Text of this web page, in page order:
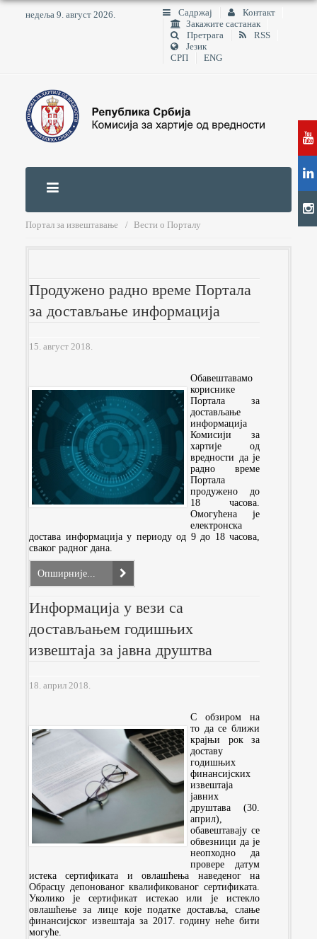
недеља 9. август 2026. Садржај
Контакт
Закажите састанак
Претрага
RSS
Језик
СРП
ENG
Портал за извештавање Вести о Порталу
Продужено радно време Портала
за достављање информација
15. август 2018.
Обавештавамо
кориснике
Портала за
достављање
информација
Комисији за
хартије од
вредности да је
радно време
Портала
продужено до
18 часова.
Омогућена је
електронска
достава информација у периоду од 9 до 18 часова,
сваког радног дана.
Опширније...
Информација у вези са
достављањем годишњих
извештаја за јавна друштва
18. април 2018.
С обзиром на
то да се ближи
крајњи рок за
доставу
годишњих
финансијских
извештаја
јавних
друштава (30.
април),
обавештавају се
обвезници да је
неопходно да
провере датум
истека сертификата и овлашћења наведеног на
Обрасцу депонованог квалификованог сертификата.
Уколико је сертификат истекао или је истекло
овлашћење зa лице кoje податке доставља, слање
финансијског извештаја за 2017. годину неће бити
могуће.